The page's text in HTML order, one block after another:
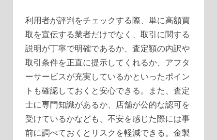
利用者が評判をチェックする際、単に高額買
取を宣伝する業者だけでなく、取引に関する
説明が丁寧で明確であるか、査定額の内訳や
取引条件を正直に提示してくれるか、アフタ
ーサービスが充実しているかといったポイン
トも確認しておくと安心できる。また、査定
士に専門知識があるか、店舗が公的な認可を
受けているかなども、不安を感じた際には事
前に調べておくとリスクを軽減できる。金製